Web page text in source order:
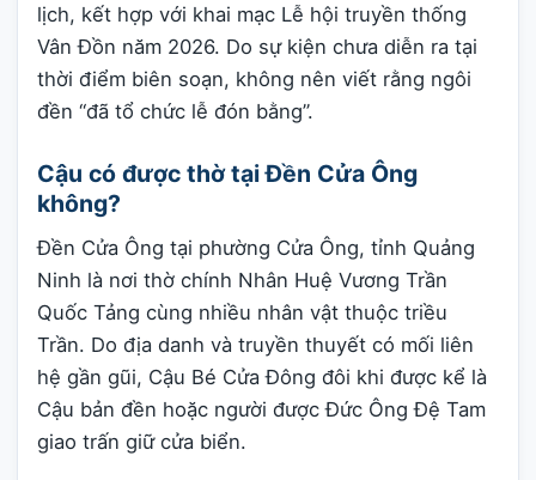
lịch, kết hợp với khai mạc Lễ hội truyền thống
Vân Đồn năm 2026. Do sự kiện chưa diễn ra tại
thời điểm biên soạn, không nên viết rằng ngôi
đền “đã tổ chức lễ đón bằng”.
Cậu có được thờ tại Đền Cửa Ông
không?
Đền Cửa Ông tại phường Cửa Ông, tỉnh Quảng
Ninh là nơi thờ chính Nhân Huệ Vương Trần
Quốc Tảng cùng nhiều nhân vật thuộc triều
Trần. Do địa danh và truyền thuyết có mối liên
hệ gần gũi, Cậu Bé Cửa Đông đôi khi được kể là
Cậu bản đền hoặc người được Đức Ông Đệ Tam
giao trấn giữ cửa biển.